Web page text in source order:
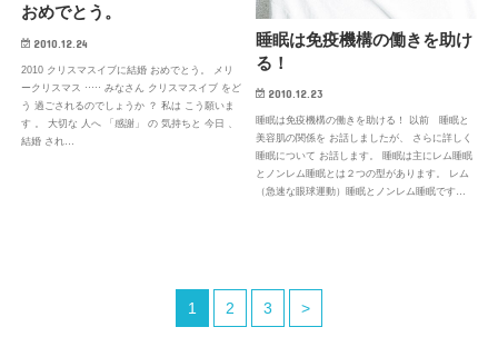
おめでとう。
2010.12.24
2010 クリスマスイブに結婚 おめでとう。 メリ
ークリスマス ····· みなさん クリスマスイブ をど
う 過ごされるのでしょうか ？ 私は こう願いま
す 。 大切な 人へ 「感謝」 の 気持ちと 今日 、
結婚 され…
睡眠は免疫機構の働きを助け
る！
2010.12.23
睡眠は免疫機構の働きを助ける！ 以前 睡眠と
美容肌の関係を お話しましたが、 さらに詳しく
睡眠について お話します。 睡眠は主にレム睡眠
とノンレム睡眠とは２つの型があります。 レム
（急速な眼球運動）睡眠とノンレム睡眠です…
1 2 3 >